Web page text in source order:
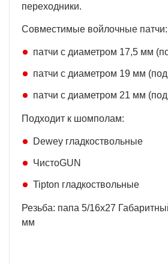
переходники.
Совместимые войлочные патчи:
патчи с диаметром 17,5 мм
патчи с диаметром 19 мм
патчи с диаметром 21 мм
Подходит к шомполам:
Dewey гладкоствольные
ЧистоGUN
Tipton гладкоствольные
Резьба: папа 5/16x27
мм